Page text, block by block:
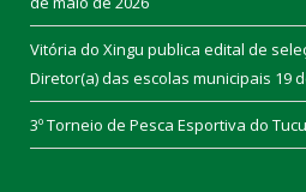
Vitória do Xingu publica edital de
Diretor(a) das escolas municipais 19
3º Torneio de Pesca Esportiva do